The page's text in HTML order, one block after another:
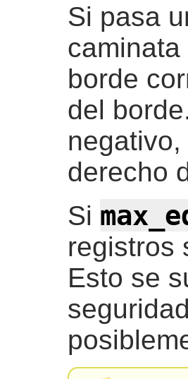
Si pasa
borde
del
derecho
Si
registros
Esto se